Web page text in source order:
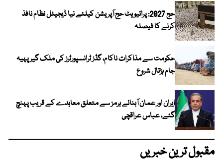
حج 2027: پرائیویٹ حج آپریشن کیلئے نیا ڈیجیٹل نظام نافذ
کرنے کا فیصلہ
حکومت سے مذاکرات ناکام، گڈز ٹرانسپورٹرز کی ملک گیر پہیہ
جام ہڑتال شروع
ایران اور عمان آبنائے ہرمز سے متعلق معاہدے کے قریب پہنچ
گئے، عباس عراقچی
مقبول ترین خبریں